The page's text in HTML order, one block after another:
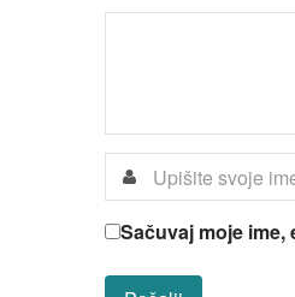
Sačuvaj moje